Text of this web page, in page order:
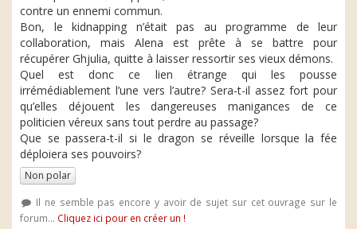
contre un ennemi commun.
Bon, le kidnapping n’était pas au programme de leur
collaboration, mais Alena est prête à se battre pour
récupérer Ghjulia, quitte à laisser ressortir ses vieux démons.
Quel est donc ce lien étrange qui les pousse
irrémédiablement l’une vers l’autre? Sera-t-il assez fort pour
qu’elles déjouent les dangereuses manigances de ce
politicien véreux sans tout perdre au passage?
Que se passera-t-il si le dragon se réveille lorsque la fée
déploiera ses pouvoirs?
Non polar
Il ne semble pas encore y avoir de sujet sur cet ouvrage sur le
forum... Cliquez ici pour en créer un !